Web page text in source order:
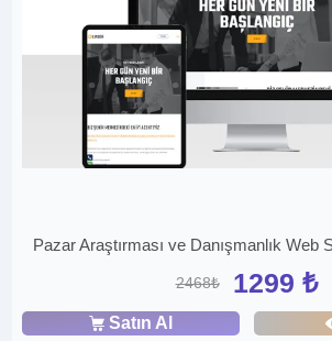
Pazar Araştırması ve Danışmanlık Web
2468₺ 1299 ₺
Satın Al